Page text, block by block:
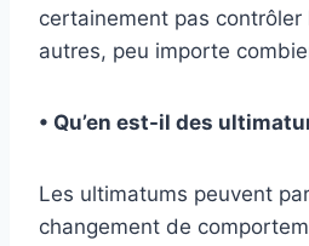
certainement pas contrôler
autres, peu importe
• Qu’en est-il des
Les ultimatums peuvent
changement de